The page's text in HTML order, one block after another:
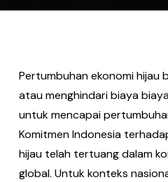
Pertumbuhan ekonomi hijau
atau menghindari biaya
untuk mencapai
Komitmen Indonesia
hijau telah tertuang dalam
global. Untuk konteks